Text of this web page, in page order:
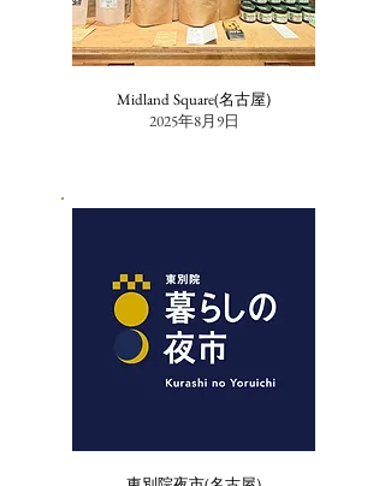
Midland Square(名古屋)
2025年8月9日